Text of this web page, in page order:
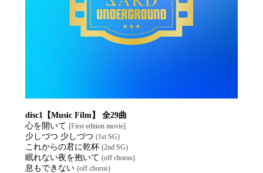
disc1【Music Film】 全29曲
心を開いて [First edition movie]
少しづつ 少しづつ (1st SG)
これからの君に乾杯 (2nd SG)
眠れない夜を抱いて (off chorus)
息もできない (off chorus)